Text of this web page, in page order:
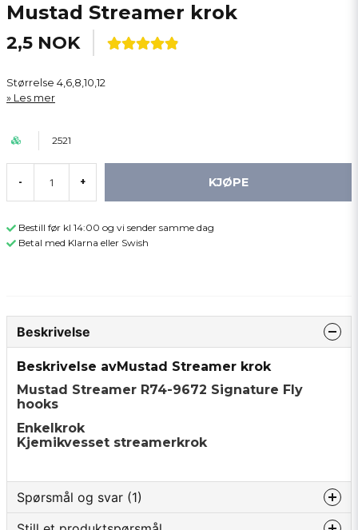
Mustad Streamer krok
2,5 NOK
Størrelse 4,6,8,10,12
Les mer
2521
- + KJØPE
Bestill før kl 14:00 og vi sender samme dag
Betal med Klarna eller Swish
Beskrivelse
Beskrivelse avMustad Streamer krok
Mustad Streamer R74-9672 Signature Fly
hooks
Enkelkrok
Kjemikvesset streamerkrok
Spørsmål og svar (1)